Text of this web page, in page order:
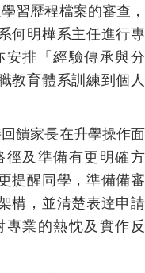
習歷程檔案的審查，
何明樺系主任進行專
安排「經驗傳承與分
教育體系訓練到個人
饋家長在升學操作面
徑及準備有更明確方
提醒同學，準備備審
構，並清楚表達申請
業的熱忱及實作反